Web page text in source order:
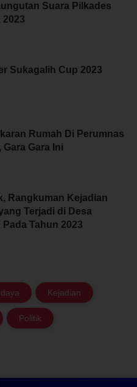
Suara Pilkades
Sukagalih Cup 2023
Rumah Di Perumnas
Gara Gara Ini
Rangkuman Kejadian
Terjadi di Desa
Tahun 2023
Kejadian
Politik